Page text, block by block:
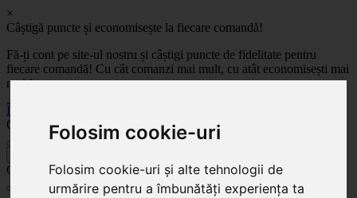
Folosim cookie-uri
Folosim cookie-uri și alte tehnologii de
urmărire pentru a îmbunătăți experiența ta
×
Câștigă puncte și economisește la fiecare comandă!
Fă-ți cont pe site-ul nostru și câștigi puncte de fidelitate pentru
fiecare comandă! Cu cât comanzi mai mult, cu atât economisești mai
mult!
Înregistrează-te acum
Celoplast
Celoplast